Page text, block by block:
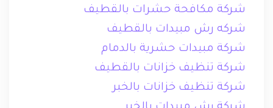
شركة مكافحة حشرات بالقطيف
شركه رش مبيدات بالقطيف
شركة مبيدات حشرية بالدمام
شركة تنظيف خزانات بالقطيف
شركة تنظيف خزانات بالخبر